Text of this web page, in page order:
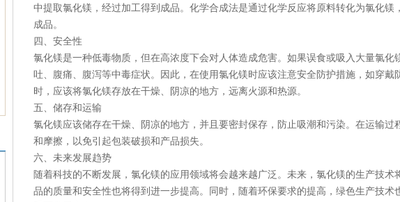
中提取氯化镁，经过加工得到成品。化学合成法是通过化学反应将原料转化为氯化镁
成品。
四、安全性
氯化镁是一种低毒物质，但在高浓度下会对人体造成危害。如果误食或吸入大量氯化
吐、腹痛、腹泻等中毒症状。因此，在使用氯化镁时应该注意安全防护措施，如穿戴
时，应该将氯化镁存放在干燥、阴凉的地方，远离火源和热源。
五、储存和运输
氯化镁应该储存在干燥、阴凉的地方，并且要密封保存，防止吸潮和污染。在运输过
和摩擦，以免引起包装破损和产品损失。
六、未来发展趋势
随着科技的不断发展，氯化镁的应用领域将会越来越广泛。未来，氯化镁的生产技术
品的质量和安全性也将得到进一步提高。同时，随着环保要求的提高，绿色生产技术